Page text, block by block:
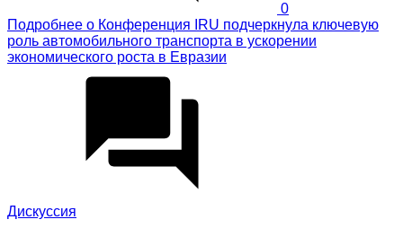
0
Подробнее о Конференция IRU подчеркнула ключевую
роль автомобильного транспорта в ускорении
экономического роста в Евразии
Дискуссия